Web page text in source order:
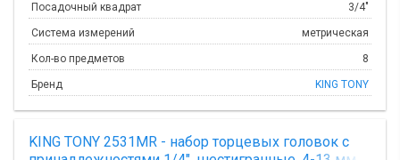
Посадочный квадрат 3/4"
Система измерений метрическая
Кол-во предметов 8
Бренд KING TONY
KING TONY 2531MR - набор торцевых головок с